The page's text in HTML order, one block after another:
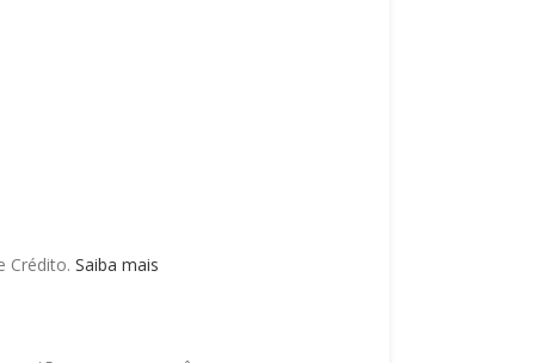
Crédito. Saiba mais